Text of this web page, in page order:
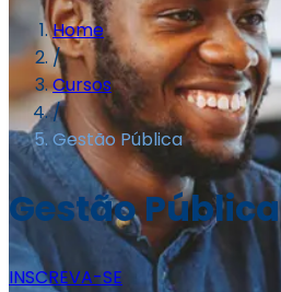
Home
/
Cursos
/
Gestão Pública
Gestão Pública
INSCREVA-SE